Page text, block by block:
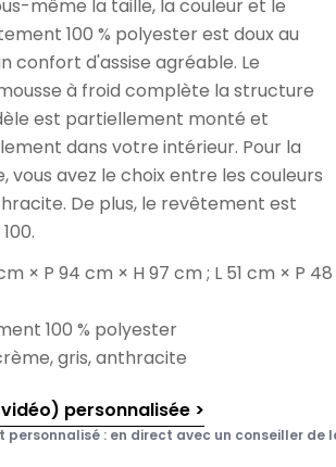
même la taille, la couleur et le
100 % polyester est doux au
confort d'assise agréable. Le
à froid complète la structure
est partiellement monté et
dans votre intérieur. Pour la
vous avez le choix entre les couleurs
De plus, le revêtement est
× P 94 cm × H 97 cm ; L 51 cm × P 48
100 % polyester
gris, anthracite
personnalisée >
: en direct avec un conseiller de